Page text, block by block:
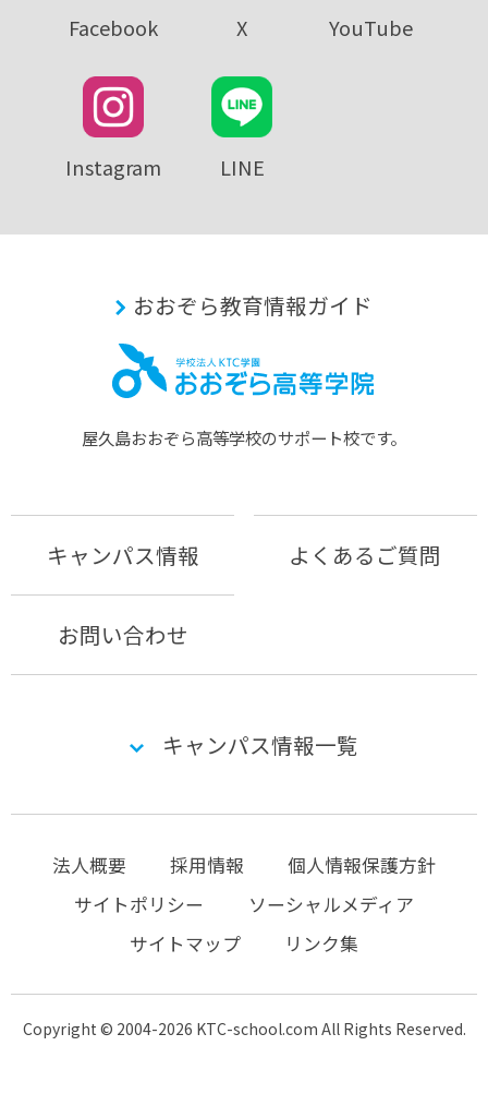
Facebook X YouTube
Instagram LINE
おおぞら教育情報ガイド
屋久島おおぞら⾼等学校のサポート校です。
キャンパス情報 よくあるご質問
お問い合わせ
キャンパス情報一覧
法人概要 採用情報
個人情報保護方針
サイトポリシー
ソーシャルメディア
サイトマップ
リンク集
Copyright © 2004-2026 KTC-school.com All Rights Reserved.